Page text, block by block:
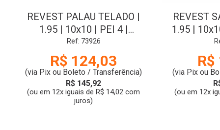
REVEST PALAU TELADO |
1.95 | 10x10 | PEI 4 |
STRUFALDI
Ref: 73926
R$ 124,03
(via Pix ou Boleto / Transferência)
R$ 145,92
(ou em 12x iguais de R$ 14,02 com
juros)
REVEST
1.95 |
(via Pix ou
(ou em 12x